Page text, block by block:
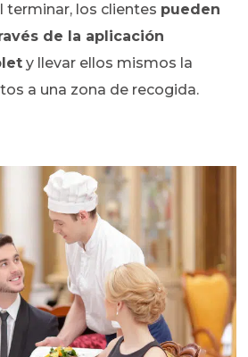
terminar, los clientes pueden
de la aplicación
y llevar ellos mismos la
a una zona de recogida.